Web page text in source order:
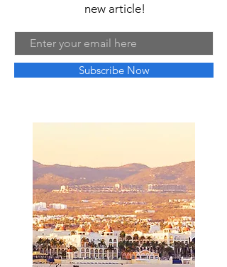
new article!
Subscribe Now